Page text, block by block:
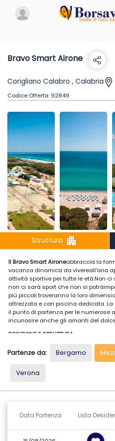
Bravo Smart Airone
Corigliano Calabro , Calabria
Codice Offerta: 92849
Struttura apartment
Il Bravo Smart Aironeabbraccia la
vacanza dinamica da vivereall'aria
attività sportive per tutte le età.Non
non ci sarà sport che non si
più piccoli troveranno la loro
attrezzata e con piscina dedicata.
il punto di partenza per le
incuriosire anche gli amanti del
POSIZIONE E STRUTTURA
In località Scavolino, a 15 km
dall’aeroporto di Lamezia. Si estende
schiera, le aree sportive, la piscina e
rigogliosa pineta interna alla
gli ospiti che acquistano il pacchetto
Partenze da: Bergamo
Verona
Data Partenza Lista